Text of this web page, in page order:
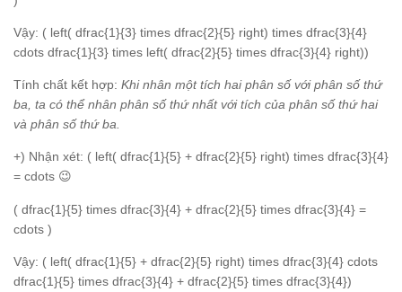
Vậy: ( left( dfrac{1}{3} times dfrac{2}{5} right) times dfrac{3}{4}
cdots dfrac{1}{3} times left( dfrac{2}{5} times dfrac{3}{4} right))
Tính chất kết hợp: Khi nhân một tích hai phân số với phân số thứ
ba, ta có thể nhân phân số thứ nhất với tích của phân số thứ hai
và phân số thứ ba.
+) Nhận xét: ( left( dfrac{1}{5} + dfrac{2}{5} right) times dfrac{3}{4}
= cdots 😉
( dfrac{1}{5} times dfrac{3}{4} + dfrac{2}{5} times dfrac{3}{4} =
cdots )
Vậy: ( left( dfrac{1}{5} + dfrac{2}{5} right) times dfrac{3}{4} cdots
dfrac{1}{5} times dfrac{3}{4} + dfrac{2}{5} times dfrac{3}{4})